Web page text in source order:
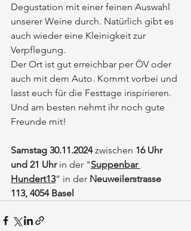
Degustation mit einer feinen Auswahl
unserer Weine durch. Natürlich gibt es
auch wieder eine Kleinigkeit zur
Verpflegung.
Der Ort ist gut erreichbar per ÖV oder
auch mit dem Auto. Kommt vorbei und
lasst euch für die Festtage inspirieren.
Und am besten nehmt ihr noch gute
Freunde mit!
Samstag 30.11.2024 zwischen 16 Uhr
und 21 Uhr in der "Suppenbar
Hundert13“ in der Neuweilerstrasse
113, 4054 Basel